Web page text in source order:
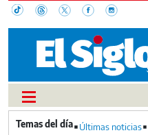
Últimas noticias